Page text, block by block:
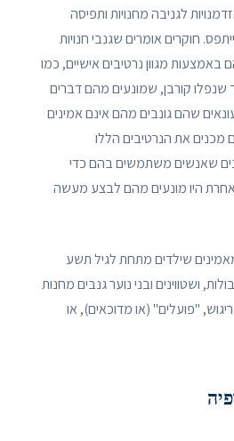
לגניבה מחנויות ותפיסה
חוקרים אומרים שגנבי חנויות
מגוון נרטיבים אישיים, כמו
קורבן, שמונעים מהם דברים
שהם גונבים מהם אינם אמינים
מכנים את הנרטיבים הללו
שאנשים משתמשים בהם כדי
היו מונעים מהם לבצע מעשה
שילדים מתחת לגיל תשע
ושטווינים ובני נוער גנבים מחנות
"פועלים" (או מדוכאים), או